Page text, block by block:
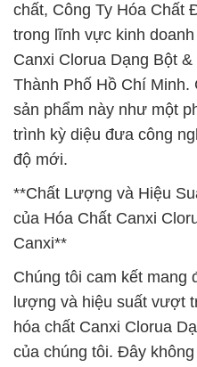
chất, Công Ty Hóa Chất
trong lĩnh vực kinh
Canxi Clorua Dạng Bột
Thành Phố Hồ Chí
sản phẩm này như một
trình kỳ diệu đưa công
độ mới.
**Chất Lượng và Hiệu
của Hóa Chất Canxi
Canxi**
Chúng tôi cam kết mang
lượng và hiệu suất vượt
hóa chất Canxi Clorua
của chúng tôi. Đây